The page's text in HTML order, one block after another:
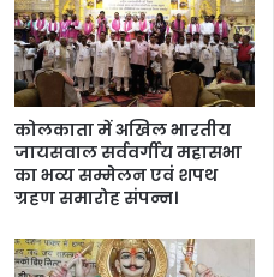
कोलकाता में अखिल भारतीय
जायसवाल सर्ववर्गीय महासभा
का भव्य सम्मेलन एवं शपथ
ग्रहण समारोह संपन्न।